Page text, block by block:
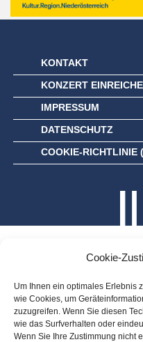
Cookie-
Um Ihnen ein optimales Erlebnis
wie Cookies, um
zuzugreifen. Wenn Sie diesen
wie das Surfverhalten oder
Wenn Sie Ihre Zustimmung nicht
KONTAKT
KONZERT
IMPRESSUM
DATENSCHUTZ
COOKIE-RICHTLINIE